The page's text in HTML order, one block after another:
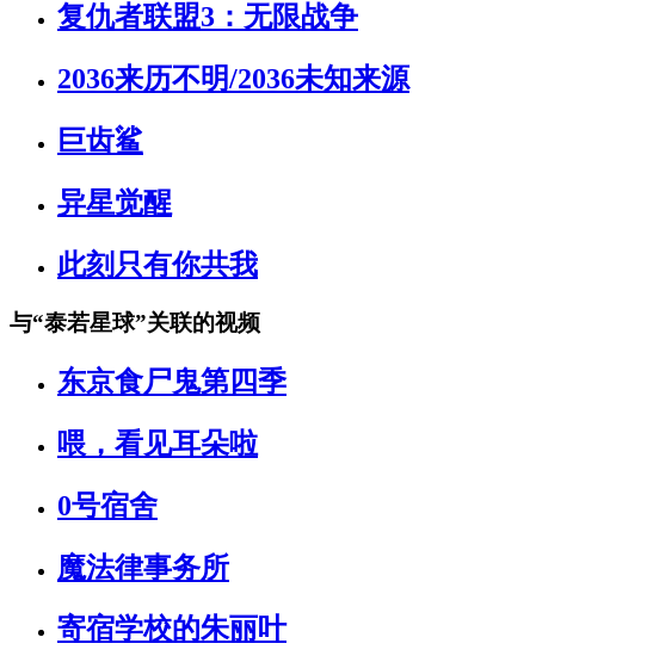
复仇者联盟3：无限战争
2036来历不明/2036未知来源
巨齿鲨
异星觉醒
此刻只有你共我
与“泰若星球”关联的视频
东京食尸鬼第四季
喂，看见耳朵啦
0号宿舍
魔法律事务所
寄宿学校的朱丽叶